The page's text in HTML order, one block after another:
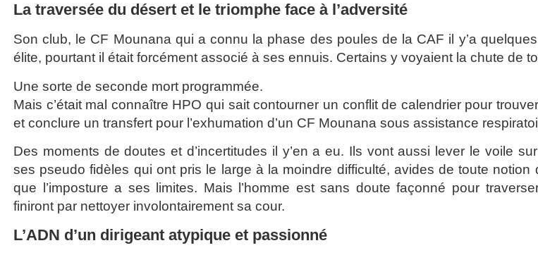
La traversée du désert et le triomphe face à l’adversité
Son club, le CF Mounana qui a connu la phase des poules de la CAF il y’a
élite, pourtant il était forcément associé à ses ennuis. Certains y voyaient la chute de
Une sorte de seconde mort programmée.
Mais c’était mal connaître HPO qui sait contourner un conflit de calendrier pour
et conclure un transfert pour l’exhumation d’un CF Mounana sous assistance
Des moments de doutes et d’incertitudes il y’en a eu. Ils vont aussi lever le voile
ses pseudo fidèles qui ont pris le large à la moindre difficulté, avides de toute notion
que l’imposture a ses limites. Mais l’homme est sans doute façonné pour
finiront par nettoyer involontairement sa cour.
L’ADN d’un dirigeant atypique et passionné